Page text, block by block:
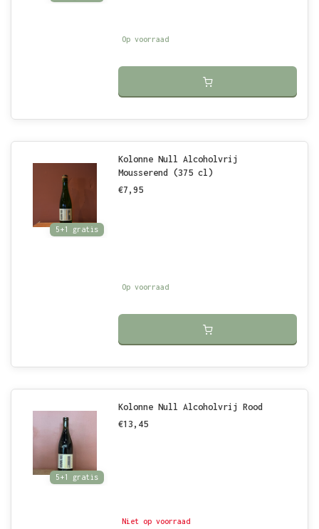
Op voorraad
5+1 gratis
Kolonne Null Alcoholvrij
Mousserend (375 cl)
€7,95
Op voorraad
5+1 gratis
Kolonne Null Alcoholvrij Rood
€13,45
Niet op voorraad